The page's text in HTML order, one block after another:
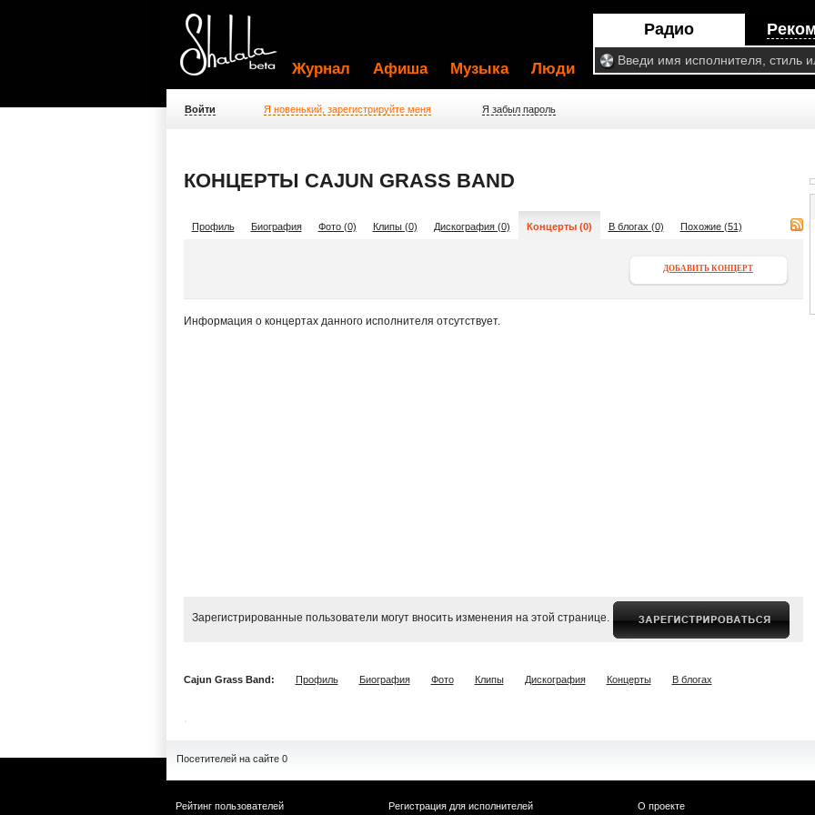
Радио
Журнал Афиша Музыка Люди
Войти Я новенький, зарегистрируйте меня Я забыл пароль
КОНЦЕРТЫ CAJUN GRASS BAND
Профиль Биография Фото (0) Клипы (0) Дискография (0) Концерты (0) В блогах (0) Похожие (51)
ДОБАВИТЬ КОНЦЕРТ
Информация о концертах данного исполнителя отсутствует.
Зарегистрированные пользователи могут вносить изменения на этой странице.
Cajun Grass Band: Профиль Биография Фото Клипы Дискография Концерты В блогах
Посетителей на сайте 0
Рейтинг пользователей
Регистрация для исполнителей
О проекте